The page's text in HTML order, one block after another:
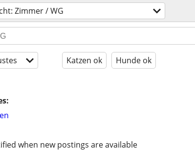
Zimmer / WG
Katzen ok Hunde ok
when new postings are available